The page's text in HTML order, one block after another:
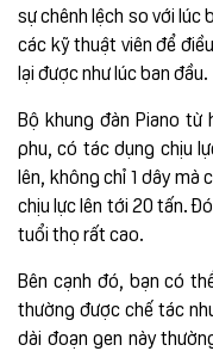
sự chênh lệch so với lúc
các kỹ thuật viên để
lại được như lúc ban đầu.
Bộ khung đàn Piano
phu, có tác dụng chịu
lên, không chỉ 1 dây mà
chịu lực lên tới 20 tấn.
tuổi thọ rất cao.
Bên cạnh đó, bạn có
thường được chế tác
dài đoạn gen này